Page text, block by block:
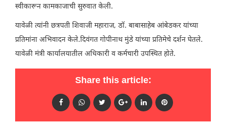
स्वीकारून कामकाजाची सुरुवात केली.
यावेळी त्यांनी छत्रपती शिवाजी महाराज, डॉ. बाबासाहेब आंबेडकर यांच्या
प्रतिमांना अभिवादन केले.दिवंगत गोपीनाथ मुंडे यांच्या प्रतिमेचे दर्शन घेतले.
यावेळी मंत्री कार्यालयातील अधिकारी व कर्मचारी उपस्थित होते.
Share this article: